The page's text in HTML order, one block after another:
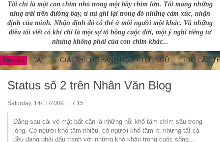
Tôi chỉ là một con chim nhỏ trong một bầy chim lớn. Tôi mang những
từng trải trên đường bay, tỉ mỉ ghi lại trong đó những cảm xúc, nhận
định của mình. Nhận định đó có thể ở mỗi người một khác. Và những
điều tôi viết có khi chỉ là một sự tô hồng cuộc đời, một ý nghĩ riêng tư
nhưng không phải của con chim khác...
Tin mới
HOA GIẢI THÍCH THÀNH NGỮ - TỤC NGỮ 90 CÂU THÀNH
Status số 2 trên Nhân Văn Blog
Saturday, 14/11/2009 | 17:15
Đằng sau cái vẻ mặt bất cần là những nỗi khổ tâm chìm sâu trong
lòng. Có người khổ tâm nhiều, có người khổ tâm ít, nhưng tất cả
đều đang phải đấu tranh với những khó khăn trong cuộc sống...